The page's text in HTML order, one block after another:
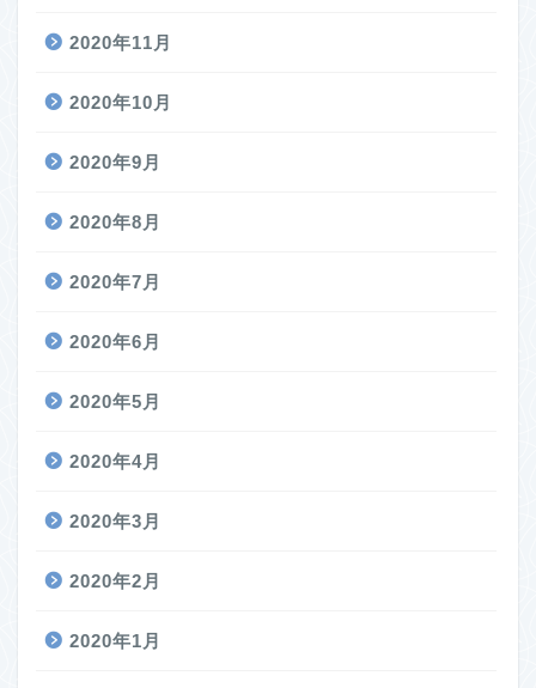
2020年11月
2020年10月
2020年9月
2020年8月
2020年7月
2020年6月
2020年5月
2020年4月
2020年3月
2020年2月
2020年1月